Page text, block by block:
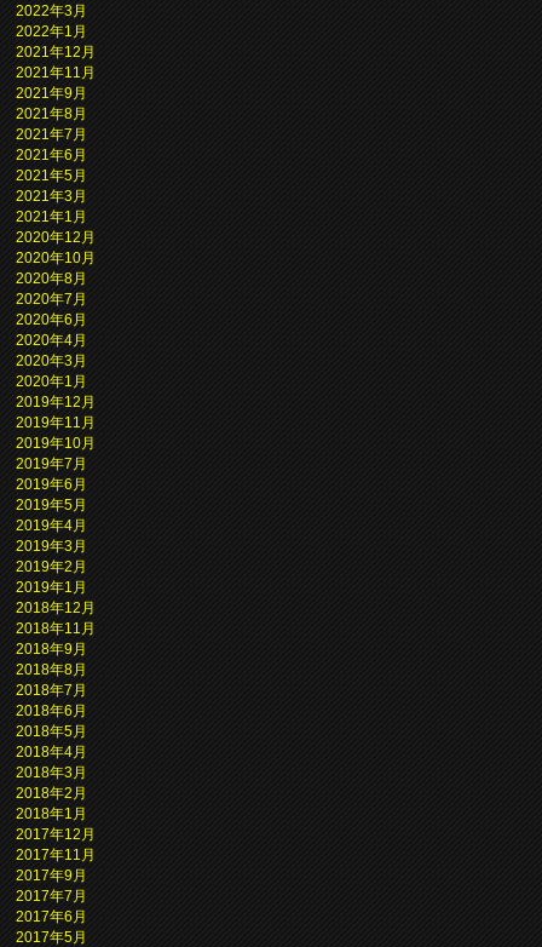
2022年3月
2022年1月
2021年12月
2021年11月
2021年9月
2021年8月
2021年7月
2021年6月
2021年5月
2021年3月
2021年1月
2020年12月
2020年10月
2020年8月
2020年7月
2020年6月
2020年4月
2020年3月
2020年1月
2019年12月
2019年11月
2019年10月
2019年7月
2019年6月
2019年5月
2019年4月
2019年3月
2019年2月
2019年1月
2018年12月
2018年11月
2018年9月
2018年8月
2018年7月
2018年6月
2018年5月
2018年4月
2018年3月
2018年2月
2018年1月
2017年12月
2017年11月
2017年9月
2017年7月
2017年6月
2017年5月